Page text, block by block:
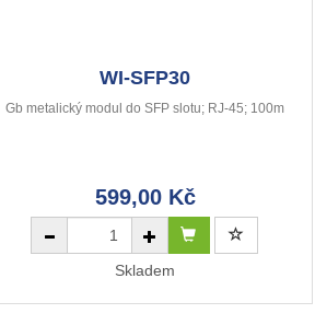
WI-SFP30
Gb metalický modul do SFP slotu; RJ-45; 100m
599,00 Kč
Skladem